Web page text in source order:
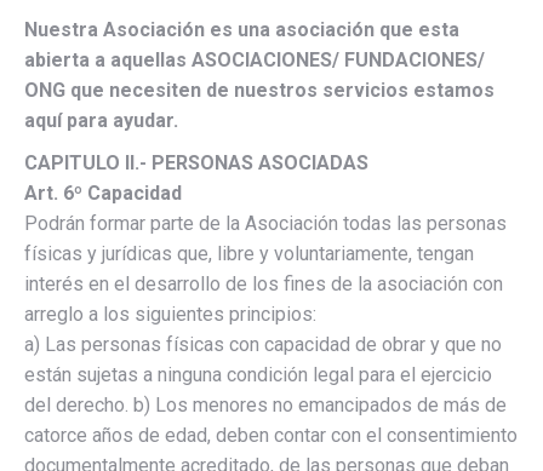
Nuestra Asociación es una asociación que esta
abierta a aquellas ASOCIACIONES/ FUNDACIONES/
ONG que necesiten de nuestros servicios estamos
aquí para ayudar.
CAPITULO II.- PERSONAS ASOCIADAS
Art. 6º Capacidad
Podrán formar parte de la Asociación todas las personas
físicas y jurídicas que, libre y voluntariamente, tengan
interés en el desarrollo de los fines de la asociación con
arreglo a los siguientes principios:
a) Las personas físicas con capacidad de obrar y que no
están sujetas a ninguna condición legal para el ejercicio
del derecho. b) Los menores no emancipados de más de
catorce años de edad, deben contar con el consentimiento
documentalmente acreditado, de las personas que deban